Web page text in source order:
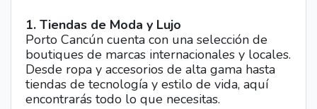
1. Tiendas de Moda y Lujo
Porto Cancún cuenta con una selección de
boutiques de marcas internacionales y locales.
Desde ropa y accesorios de alta gama hasta
tiendas de tecnología y estilo de vida, aquí
encontrarás todo lo que necesitas.